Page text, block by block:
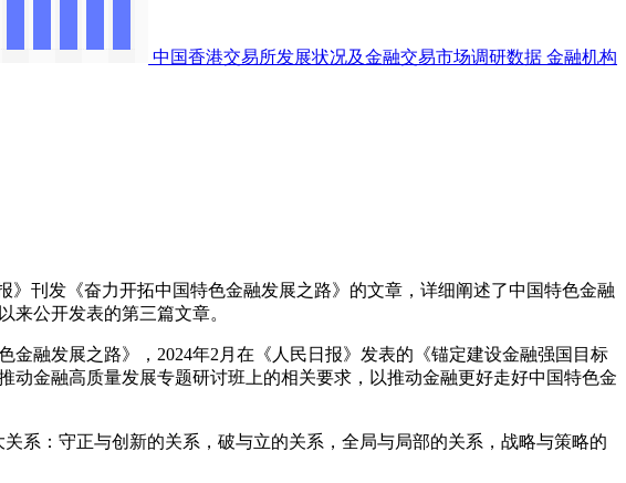
中国香港交易所发展状况及金融交易市场调研数据 金融机构
刊发《奋力开拓中国特色金融发展之路》的文章，详细阐述了中国特色金融
来公开发表的第三篇文章。
融发展之路》，2024年2月在《人民日报》发表的《锚定建设金融强国目标
金融高质量发展专题研讨班上的相关要求，以推动金融更好走好中国特色金
：守正与创新的关系，破与立的关系，全局与局部的关系，战略与策略的